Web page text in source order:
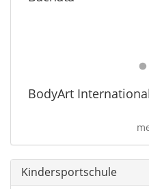
BodyArt International
Kindersportschule